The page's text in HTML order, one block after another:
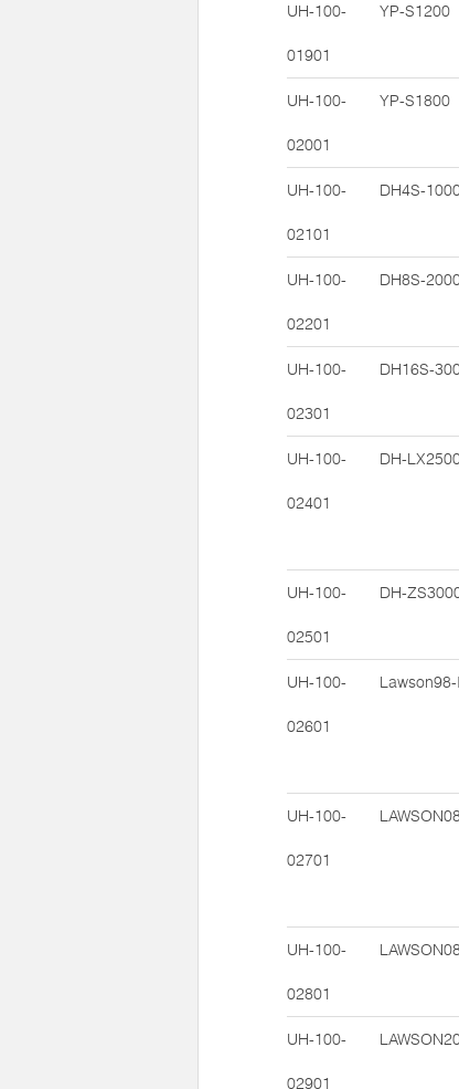
UH-100-
01901
YP-S1200
UH-100-
02001
YP-S1800
UH-100-
02101
DH4S-
UH-100-
02201
DH8S-
UH-100-
02301
DH16S-
UH-100-
02401
DH-
UH-100-
02501
DH-
UH-100-
02601
UH-100-
02701
UH-100-
02801
UH-100-
02901